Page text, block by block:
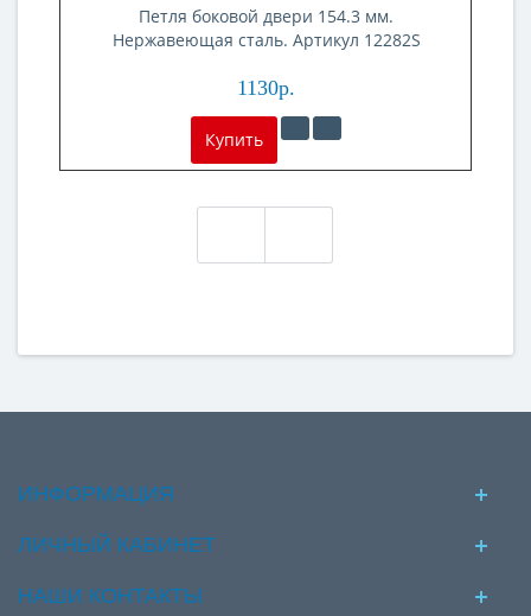
Петля боковой двери 154.3 мм.
Нержавеющая сталь. Артикул 12282S
1130р.
Купить
ИНФОРМАЦИЯ
ЛИЧНЫЙ КАБИНЕТ
НАШИ КОНТАКТЫ